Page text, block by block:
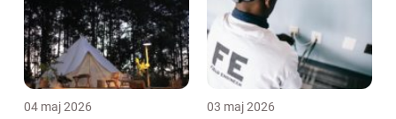
04 maj 2026 03 maj 2026